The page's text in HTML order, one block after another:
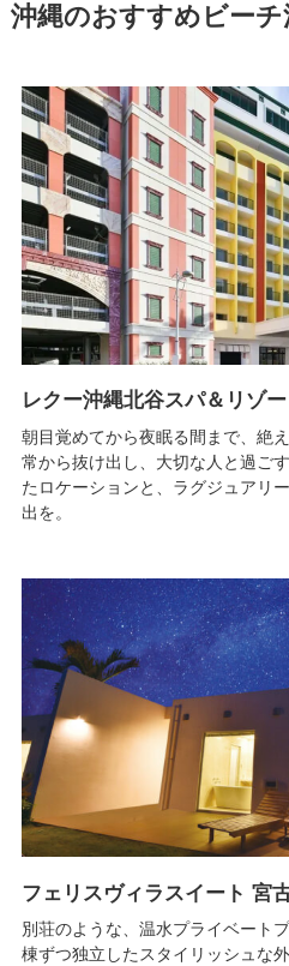
沖縄のおすすめビー
レクー沖縄北谷スパ＆リゾー
朝目覚めてから夜眠る間まで、絶
常から抜け出し、大切な人と過ご
たロケーションと、ラグジュアリ
出を。
フェリスヴィラスイート 宮
別荘のような、温水プライベート
棟ずつ独立したスタイリッシュな